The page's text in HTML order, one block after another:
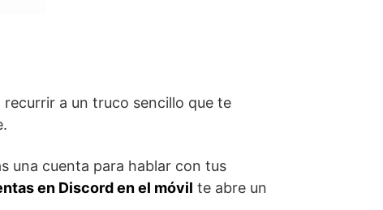
a un truco ‍sencillo que ‍te‍
una cuenta para hablar con tus
en Discord en el móvil te abre un